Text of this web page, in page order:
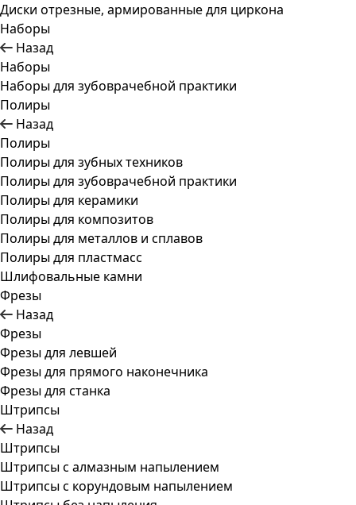
Диски отрезные, армированные для циркона
Наборы
Назад
Наборы
Наборы для зубоврачебной практики
Полиры
Назад
Полиры
Полиры для зубных техников
Полиры для зубоврачебной практики
Полиры для керамики
Полиры для композитов
Полиры для металлов и сплавов
Полиры для пластмасс
Шлифовальные камни
Фрезы
Назад
Фрезы
Фрезы для левшей
Фрезы для прямого наконечника
Фрезы для станка
Штрипсы
Назад
Штрипсы
Штрипсы c алмазным напылением
Штрипсы c корундовым напылением